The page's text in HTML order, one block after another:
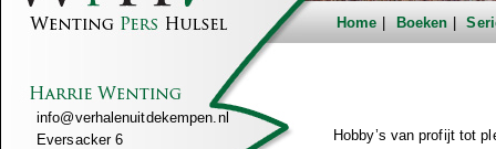
Home Boeken
info@verhalenuitdekempen.nl
Eversacker 6
Hobby’s van profijt tot